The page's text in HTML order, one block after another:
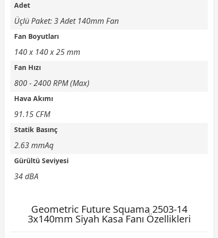
Adet
Üçlü Paket: 3 Adet 140mm Fan
Fan Boyutları
140 x 140 x 25 mm
Fan Hızı
800 - 2400 RPM (Max)
Hava Akımı
91.15 CFM
Statik Basınç
2.63 mmAq
Gürültü Seviyesi
34 dBA
Geometric Future Squama 2503-14
3x140mm Siyah Kasa Fanı Özellikleri